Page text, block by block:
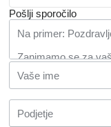
Pošlji sporočilo